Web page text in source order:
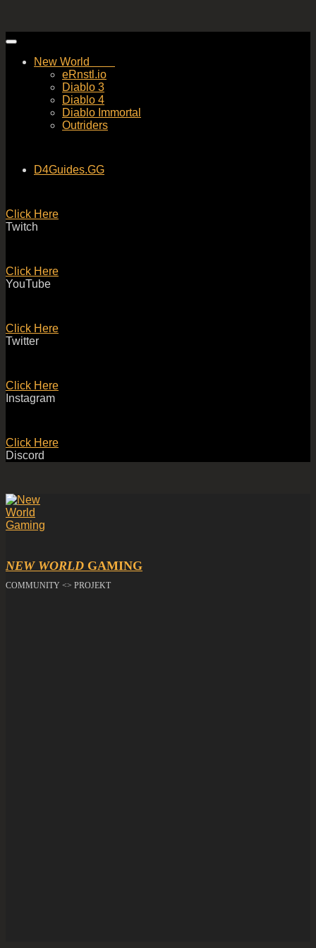
Skip
contentNew World
eRnstl.io
Diablo 3
Diablo 4
Diablo Immortal
Outriders
D4Guides.GG
Click Here
Twitch
Click Here
YouTube
Click Here
Twitter
Click Here
Instagram
Click Here
Discord
NEW WORLD GAMING
COMMUNITY <> PROJEKT